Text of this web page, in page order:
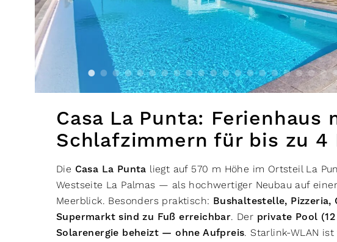
Casa La Punta: Ferienhaus
Schlafzimmern für bis zu 4
Die Casa La Punta liegt auf 570 m Höhe im Ortsteil La
Westseite La Palmas — als hochwertiger Neubau auf
Meerblick. Besonders praktisch: Bushaltestelle, Pizzeria,
Supermarkt sind zu Fuß erreichbar. Der private Pool
Solarenergie beheizt — ohne Aufpreis. Starlink-WLAN